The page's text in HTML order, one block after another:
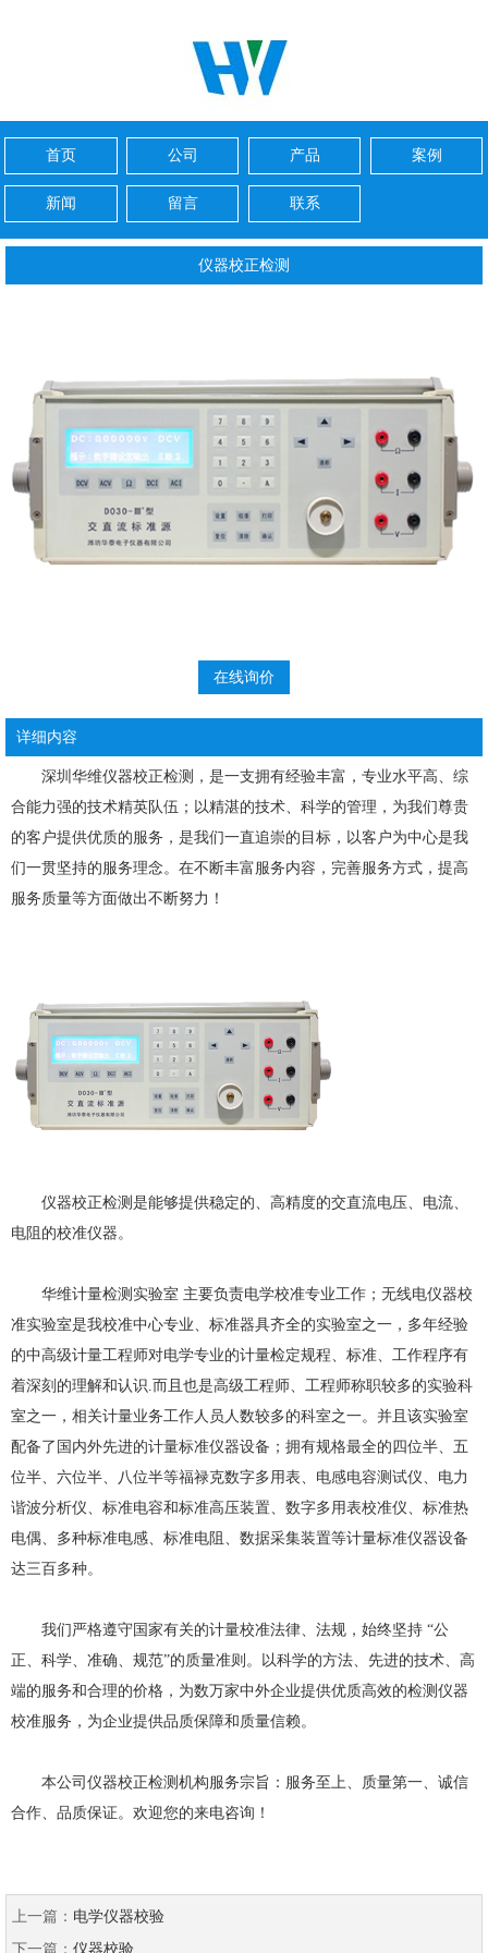
首页 公司 产品 案例
新闻 留言 联系
仪器校正检测
在线询价
详细内容
深圳华维仪器校正检测 ，是一支拥有经验丰富，专业水平高、综
合能力强的技术精英队伍；以精湛的技术、科学的管理，为我们尊贵
的客户提供优质的服务，是我们一直追崇的目标，以客户为中心是我
们一贯坚持的服务理念。在不断丰富服务内容，完善服务方式，提高
服务质量等方面做出不断努力！
仪器校正检测是能够提供稳定的、高精度的交直流电压、电流、
电阻的校准仪器。
华维计量检测实验室 主要负责电学校准专业工作；无线电仪器校
准实验室是我校准中心专业、标准器具齐全的实验室之一，多年经验
的中高级计量工程师对电学专业的计量检定规程、标准、工作程序有
着深刻的理解和认识.而且也是高级工程师、工程师称职较多的实验科
室之一，相关计量业务工作人员人数较多的科室之一。并且该实验室
配备了国内外先进的计量标准仪器设备；拥有规格最全的四位半、五
位半、六位半、八位半等福禄克数字多用表、电感电容测试仪、电力
谐波分析仪、标准电容和标准高压装置、数字多用表校准仪、标准热
电偶、多种标准电感、标准电阻、数据采集装置等计量标准仪器设备
达三百多种。
我们严格遵守国家有关的计量校准法律、法规，始终坚持 “公
正、科学、准确、规范”的质量准则。以科学的方法、先进的技术、高
端的服务和合理的价格，为数万家中外企业提供优质高效的检测仪器
校准服务，为企业提供品质保障和质量信赖。
本公司仪器校正检测机构服务宗旨：服务至上、质量第一、诚信
合作、品质保证。欢迎您的来电咨询！
上一篇： 电学仪器校验
下一篇： 仪器校验